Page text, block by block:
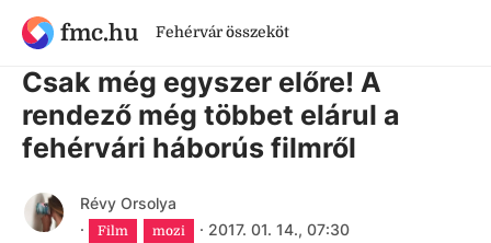
fmc.hu Fehérvár összeköt
9 évnél régebbi cikk
Csak még egyszer előre! A
rendező még többet elárul a
fehérvári háborús filmről
Révy Orsolya
·
Film mozi · 2017. 01. 14., 07:30